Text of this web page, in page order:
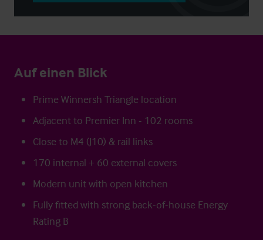
Auf einen Blick
Prime Winnersh Triangle location
Adjacent to Premier Inn - 102 rooms
Close to M4 (J10) & rail links
170 internal + 60 external covers
Modern unit with open kitchen
Fully fitted with strong back-of-house Energy
Rating B